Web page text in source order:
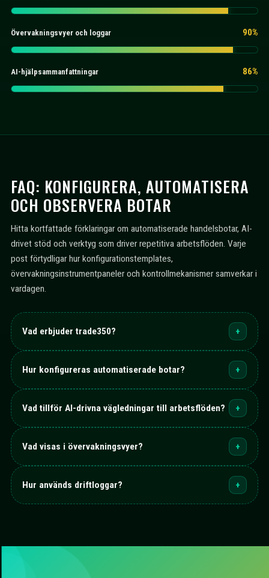
Övervakningsvyer och loggar 90%
AI-hjälpsammanfattningar 86%
FAQ: KONFIGURERA, AUTOMATISERA
OCH OBSERVERA BOTAR
Hitta kortfattade förklaringar om automatiserade handelsbotar, AI-
drivet stöd och verktyg som driver repetitiva arbetsflöden. Varje
post förtydligar hur konfigurationstemplates,
övervakningsinstrumentpaneler och kontrollmekanismer samverkar i
vardagen.
Vad erbjuder trade350? +
Hur konfigureras automatiserade botar? +
Vad tillför AI-drivna vägledningar till arbetsflöden? +
Vad visas i övervakningsvyer? +
Hur används driftloggar? +